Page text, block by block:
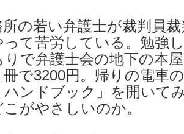
の若い弁護士が裁判員裁
って苦労している。勉強
りで弁護士会の地下の本
冊で3200円。帰りの電車
ハンドブック」を開いて
がやさしいのか。